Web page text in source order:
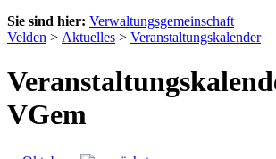
Sie sind hier: Verwaltungsgemeinschaft
Velden > Aktuelles > Veranstaltungskalender
VGem